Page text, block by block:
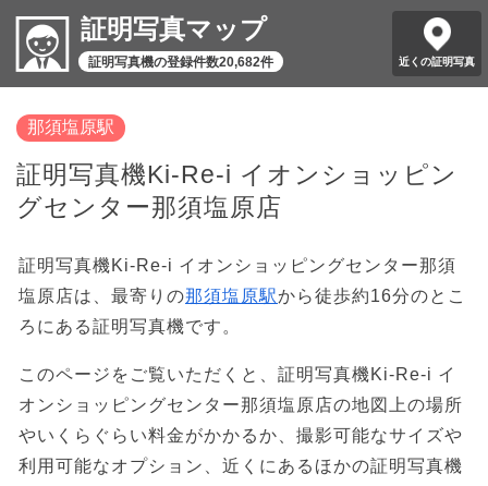
証明写真マップ
証明写真機の登録件数20,682件 近くの証明写真
那須塩原駅
証明写真機Ki-Re-i イオンショッピン
グセンター那須塩原店
証明写真機Ki-Re-i イオンショッピングセンター那須
塩原店は、最寄りの那須塩原駅から徒歩約16分のとこ
ろにある証明写真機です。
このページをご覧いただくと、証明写真機Ki-Re-i イ
オンショッピングセンター那須塩原店の地図上の場所
やいくらぐらい料金がかかるか、撮影可能なサイズや
利用可能なオプション、近くにあるほかの証明写真機